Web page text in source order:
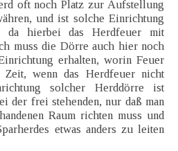
oft noch Platz zur Aufstellung
und ist solche Einrichtung
da hierbei das Herdfeuer mit
muss die Dörre auch hier noch
erhalten, worin Feuer
wenn das Herdfeuer nicht
solcher Herddörre ist
der frei stehenden, nur daß man
Raum richten muss und
etwas anders zu leiten